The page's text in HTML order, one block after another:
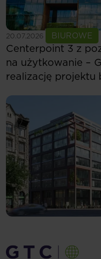
20.07.2026 BIUROWE
Zobacz więcej
Centerpoint 3 z
na użytkowanie –
realizację projektu